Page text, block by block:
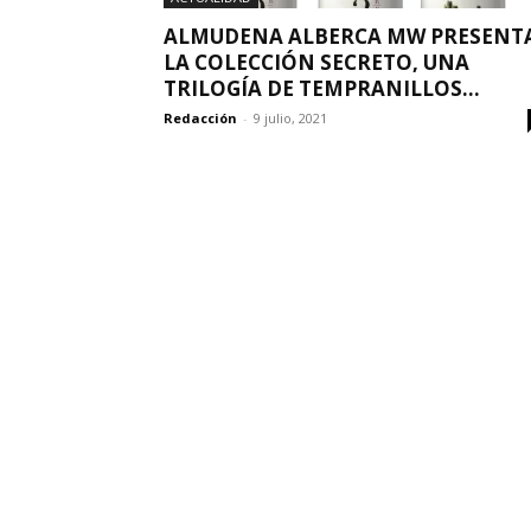
ALMUDENA ALBERCA MW
LA COLECCIÓN SECRETO, UNA
TRILOGÍA DE TEMPRANILLOS...
Redacción - 9 julio, 2021